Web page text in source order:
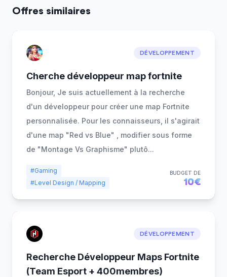
Offres similaires
DÉVELOPPEMENT
Cherche développeur map fortnite
Bonjour, Je suis actuellement à la recherche
d'un développeur pour créer une map Fortnite
personnalisée. Pour les connaisseurs, il s'agirait
d'une map "Red vs Blue" , modifier sous forme
de "Montage Vs Graphisme" plutô...
#Gaming
#Level Design / Mapping
BUDGET DE
10€
DÉVELOPPEMENT
Recherche Développeur Maps Fortnite
(Team Esport + 400membres)